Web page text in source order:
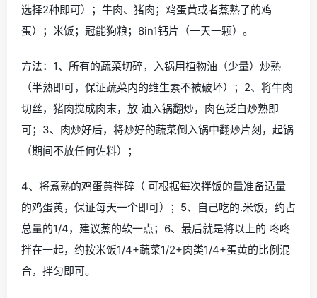
选择2种即可）；牛肉、猪肉；鸡蛋黄或者蒸熟了的鸡
蛋）；米饭；冠能狗粮；8in1钙片（一天一颗）。
方法：1、所有的蔬菜切碎，入锅用植物油（少量）炒熟
（半熟即可，保证蔬菜内的维生素不被破坏）；2、将牛肉
切丝，猪肉搅成肉末，放 油入锅翻炒，肉色泛白炒熟即
可；3、肉炒好后，将炒好的蔬菜倒入锅中翻炒片刻，起锅
（期间不放任何佐料）；
4、将煮熟的鸡蛋黄拌碎（ 可根据每次拌饭的量准备适量
的鸡蛋黄，保证每天一个即可）；5、自己吃的.米饭，约占
总量的1/4，建议蒸的软一点；6、最后就是将以上的 咚咚
拌在一起，约按米饭1/4+蔬菜1/2+肉类1/4+蛋黄的比例混
合，拌匀即可。